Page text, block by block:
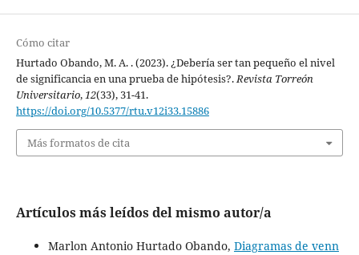
Cómo citar
Hurtado Obando, M. A. . (2023). ¿Debería ser tan pequeño el nivel
de significancia en una prueba de hipótesis?.Revista Torreón
Universitario,12(33), 31-41.
https://doi.org/10.5377/rtu.v12i33.15886
Más formatos de cita
Artículos más leídos del mismo autor/a
Marlon Antonio Hurtado Obando, Diagramas de venn